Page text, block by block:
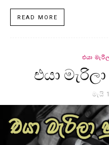
READ MORE
එයා
එයා
මැයි